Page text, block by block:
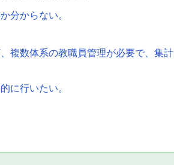
分からない。
複数体系の教職員管理が必要で、集計
に行いたい。